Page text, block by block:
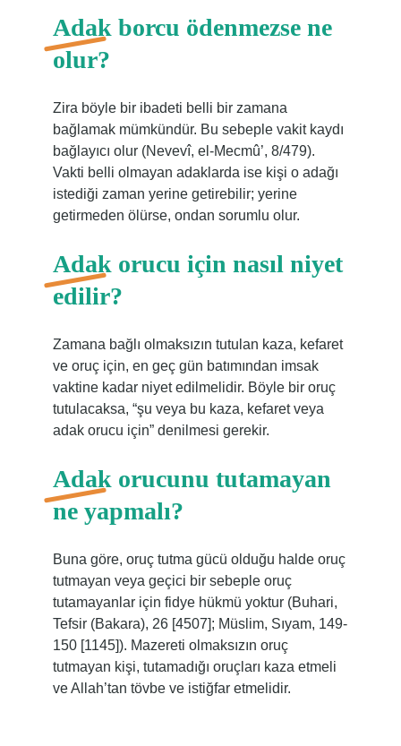
Adak borcu ödenmezse ne
olur?
Zira böyle bir ibadeti belli bir zamana
bağlamak mümkündür. Bu sebeple vakit kaydı
bağlayıcı olur (Nevevî, el-Mecmû’, 8/479).
Vakti belli olmayan adaklarda ise kişi o adağı
istediği zaman yerine getirebilir; yerine
getirmeden ölürse, ondan sorumlu olur.
Adak orucu için nasıl niyet
edilir?
Zamana bağlı olmaksızın tutulan kaza, kefaret
ve oruç için, en geç gün batımından imsak
vaktine kadar niyet edilmelidir. Böyle bir oruç
tutulacaksa, “şu veya bu kaza, kefaret veya
adak orucu için” denilmesi gerekir.
Adak orucunu tutamayan
ne yapmalı?
Buna göre, oruç tutma gücü olduğu halde oruç
tutmayan veya geçici bir sebeple oruç
tutamayanlar için fidye hükmü yoktur (Buhari,
Tefsir (Bakara), 26 [4507]; Müslim, Sıyam, 149-
150 [1145]). Mazereti olmaksızın oruç
tutmayan kişi, tutamadığı oruçları kaza etmeli
ve Allah’tan tövbe ve istiğfar etmelidir.